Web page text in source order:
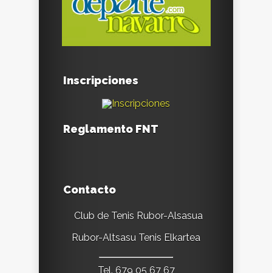
Inscripciones
Reglamento FNT
Contacto
Club de Tenis Rubor-Alsasua
Rubor-Altsasu Tenis Elkartea
Tel. 679 05 67 67